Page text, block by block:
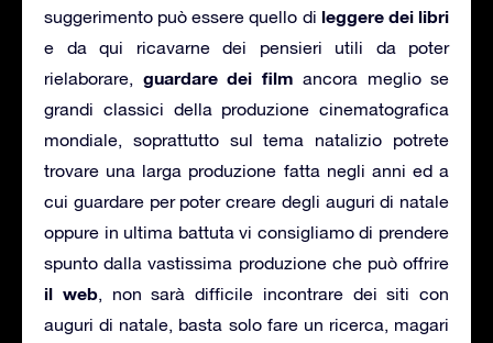
suggerimento può essere quello di leggere dei libri
e da qui ricavarne dei pensieri utili da poter
rielaborare, guardare dei film ancora meglio se
grandi classici della produzione cinematografica
mondiale, soprattutto sul tema natalizio potrete
trovare una larga produzione fatta negli anni ed a
cui guardare per poter creare degli auguri di natale
oppure in ultima battuta vi consigliamo di prendere
spunto dalla vastissima produzione che può offrire
il web, non sarà difficile incontrare dei siti con
auguri di natale, basta solo fare un ricerca, magari